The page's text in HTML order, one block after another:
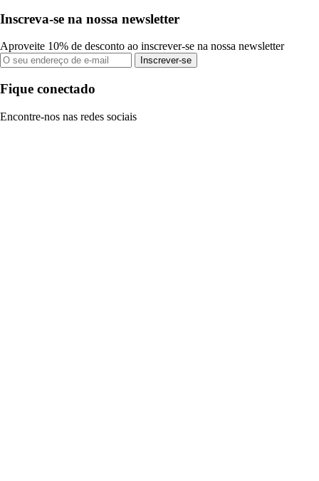
Inscreva-se na nossa newsletter
Aproveite 10% de desconto ao inscrever-se na nossa newsletter
Inscrever-se
Fique conectado
Encontre-nos nas redes sociais